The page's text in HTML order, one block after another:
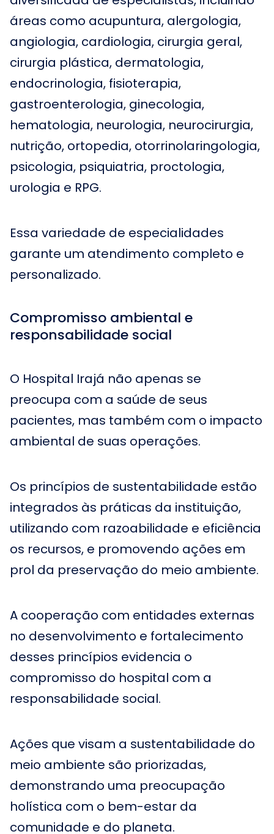
áreas como acupuntura, alergologia,
angiologia, cardiologia, cirurgia geral,
cirurgia plástica, dermatologia,
endocrinologia, fisioterapia,
gastroenterologia, ginecologia,
hematologia, neurologia, neurocirurgia,
nutrição, ortopedia, otorrinolaringologia,
psicologia, psiquiatria, proctologia,
urologia e RPG.
Essa variedade de especialidades
garante um atendimento completo e
personalizado.
Compromisso ambiental e
responsabilidade social
O Hospital Irajá não apenas se
preocupa com a saúde de seus
pacientes, mas também com o impacto
ambiental de suas operações.
Os princípios de sustentabilidade estão
integrados às práticas da instituição,
utilizando com razoabilidade e eficiência
os recursos, e promovendo ações em
prol da preservação do meio ambiente.
A cooperação com entidades externas
no desenvolvimento e fortalecimento
desses princípios evidencia o
compromisso do hospital com a
responsabilidade social.
Ações que visam a sustentabilidade do
meio ambiente são priorizadas,
demonstrando uma preocupação
holística com o bem-estar da
comunidade e do planeta.